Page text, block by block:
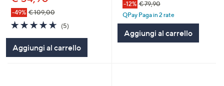
-49% € 109,00
4.6
of
Stars
(5)5
Aggiungi al carrello
-12% € 79,90
QPay Paga in 2 rate
Aggiungi al carrello